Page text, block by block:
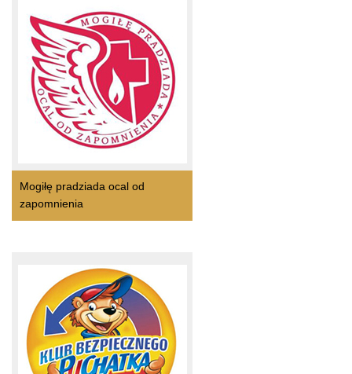
Mogiłę pradziada ocal od
zapomnienia